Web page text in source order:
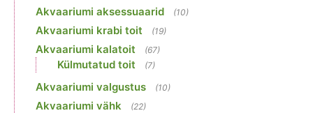
Akvaariumi aksessuaarid (10)
Akvaariumi krabi toit (19)
Akvaariumi kalatoit (67)
Külmutatud toit (7)
Akvaariumi valgustus (10)
Akvaariumi vähk (22)